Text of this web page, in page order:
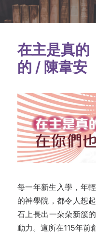
在主是真的
的 / 陳韋安
每一年新生入學，年
的神學院，都令人想
石上長出一朵朵新簇
動力。這所在115年前